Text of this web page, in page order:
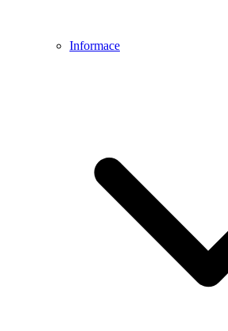
Informace